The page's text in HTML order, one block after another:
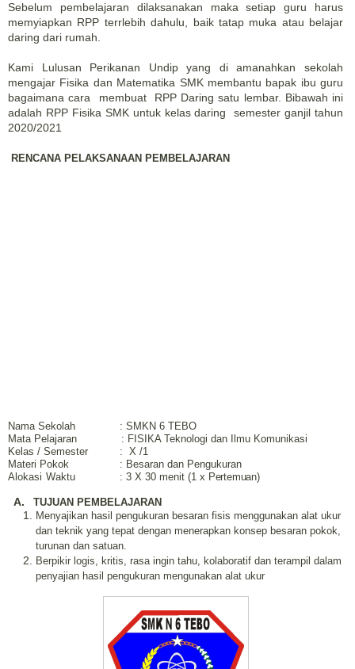
Sebelum pembelajaran dilaksanakan maka setiap guru harus
memyiapkan RPP terrlebih dahulu, baik tatap muka atau belajar
daring dari rumah.
Kami Lulusan Perikanan Undip yang di amanahkan sekolah
mengajar Fisika dan Matematika SMK membantu bapak ibu guru
bagaimana cara membuat RPP Daring satu lembar. Bibawah ini
adalah RPP Fisika SMK untuk kelas daring semester ganjil tahun
2020/2021
RENCANA PELAKSANAAN PEMBELAJARAN
Nama Sekolah : SMKN 6 TEBO
Mata Pelajaran : FISIKATeknologi dan Ilmu Komunikasi
Kelas / Semester
: X /1
Materi Pokok : Besaran dan Pengukuran
Alokasi Waktu : 3 X 30 menit (1 x Pertemuan)
A. TUJUAN PEMBELAJARAN
Menyajikan hasil pengukuran besaran fisis menggunakan alat ukur
dan teknik yang tepat dengan menerapkan konsep besaran pokok,
turunan dan satuan.
Berpikir logis, kritis, rasa ingin tahu, kolaboratif dan terampil dalam
penyajian hasil pengukuran mengunakan alat ukur